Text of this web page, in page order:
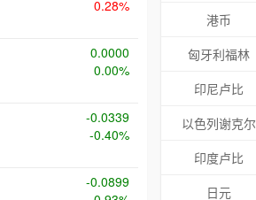
0.28%
0.0000
0.00%
-0.0339
-0.40%
-0.0899
港币
匈牙利福林
印尼卢比
以色列谢克尔
印度卢比
日元